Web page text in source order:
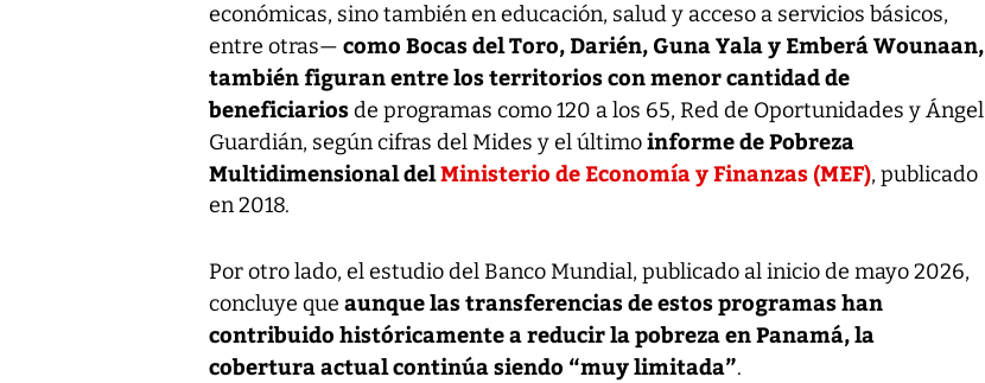
económicas, sino también en educación, salud y acceso a servicios básicos,
entre otras— como Bocas del Toro, Darién, Guna Yala y Emberá Wounaan,
también figuran entre los territorios con menor cantidad de
beneficiariosde programas como 120 a los 65, Red de Oportunidades y Ángel
Guardián, según cifras del Mides y el últimoinforme de Pobreza
Multidimensional delMinisterio de Economía y Finanzas (MEF), publicado
en 2018.
Por otro lado, el estudio del Banco Mundial, publicado al inicio de mayo 2026,
concluye que aunque las transferencias de estos programas han
contribuido históricamente a reducir la pobreza en Panamá, la
cobertura actual continúa siendo “muy limitada”.